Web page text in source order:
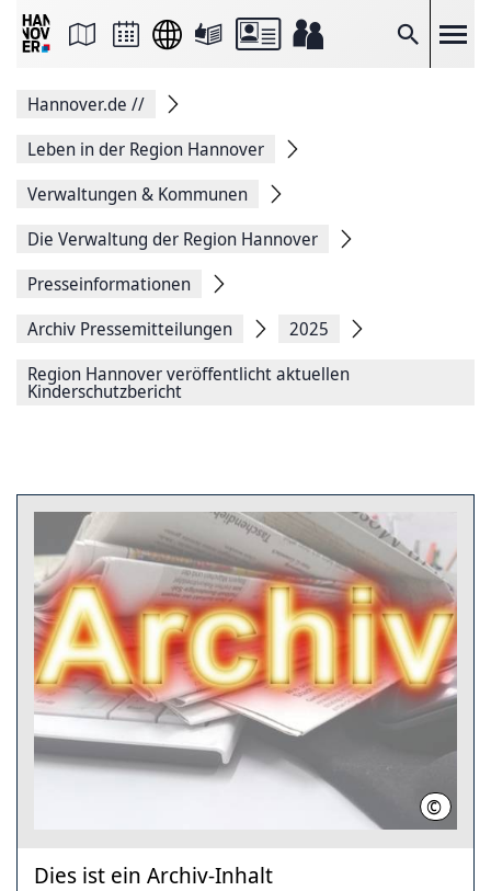
Suche
Seite
Facebook
teilen
Seitenlink
Seite
Hannover.de //
Leben in der Region Hannover
Verwaltungen & Kommunen
Die Verwaltung der Region Hannover
Presseinformationen
Archiv Pressemitteilungen
2025
Region Hannover veröffentlicht aktuellen
Kinderschutzbericht
©
Dies ist ein Archiv-Inhalt